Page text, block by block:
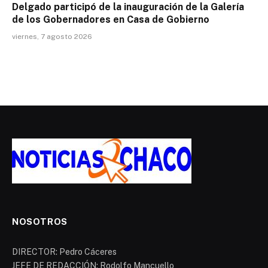
Delgado participó de la inauguración de la Galería
de los Gobernadores en Casa de Gobierno
viernes, 7 agosto 2026
NOSOTROS
DIRECTOR: Pedro Cáceres
JEFE DE REDACCIÓN: Rodolfo Mancuello